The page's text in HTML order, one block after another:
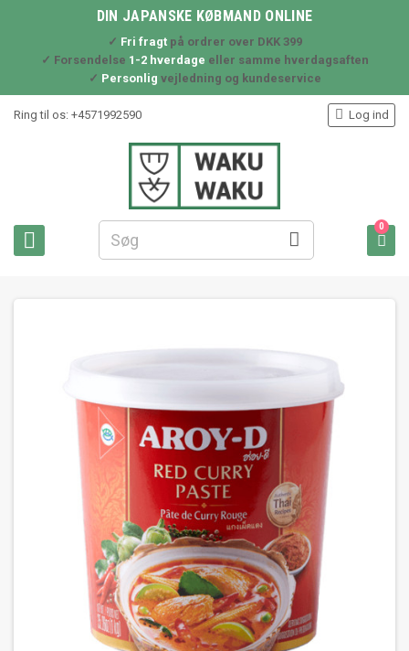
DIN JAPANSKE KØBMAND ONLINE
✓ Fri fragtpå ordrer over DKK 399
✓ Forsendelse 1-2 hverdage eller samme hverdagsaften
✓ Personlig vejledning og kundeservice
Ring til os: +4571992590
 
 Log ind

0